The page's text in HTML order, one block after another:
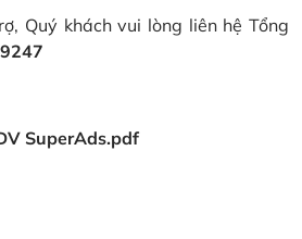
Quý khách vui lòng liên hệ Tổng
SuperAds.pdf